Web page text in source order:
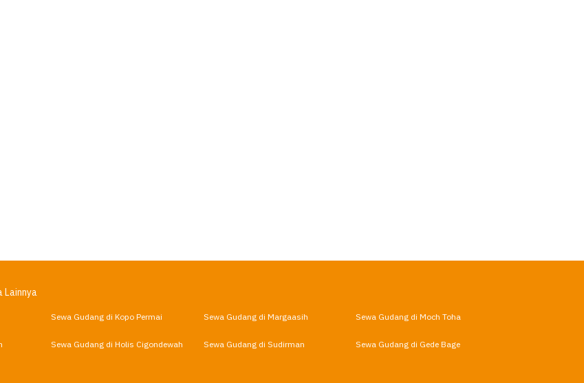
Lainnya
Sewa Gudang di Kopo Permai Sewa Gudang di Margaasih Sewa Gudang di Moch Toha
Sewa Gudang di Holis Cigondewah Sewa Gudang di Sudirman Sewa Gudang di Gede Bage